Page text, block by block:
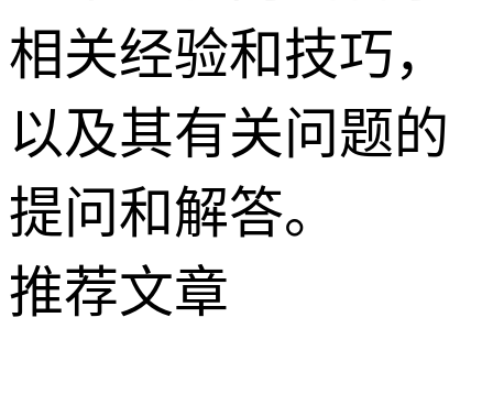
相关经验和技巧，
以及其有关问题的
提问和解答。
推荐文章